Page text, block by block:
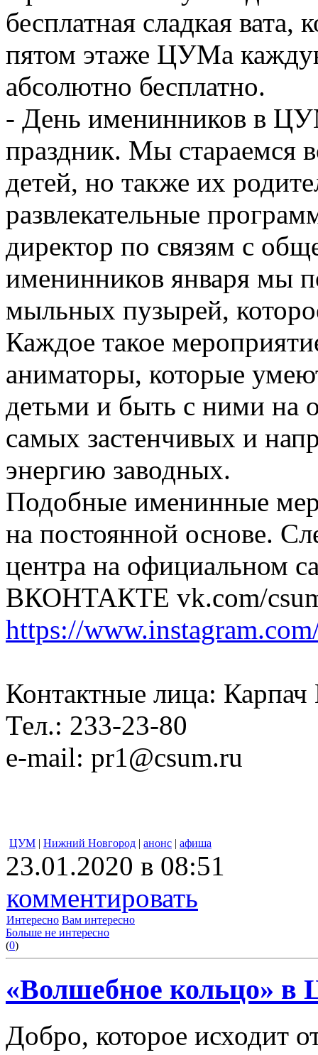
бесплатная сладкая
пятом этаже ЦУМа
абсолютно бесплатно.
- День именинников в
праздник. Мы стараемся
детей, но также их
развлекательные
директор по связям с
именинников января мы
мыльных пузырей,
Каждое такое
аниматоры, которые
детьми и быть с ними на
самых застенчивых и
энергию заводных.
Подобные именинные
на постоянной основе.
центра на официальном
ВКОНТАКТЕ vk.com/
https://
Контактные лица: Карпач
Тел.: 233-23-80
e-mail: pr1@csum.ru
ЦУМ | Нижний Новгород | анонс | афиша
23.01.2020 в 08:51
комментировать
Интересно Вам интересно
Больше не интересно
(0)
«Волшебное кольцо»
Добро, которое исходит